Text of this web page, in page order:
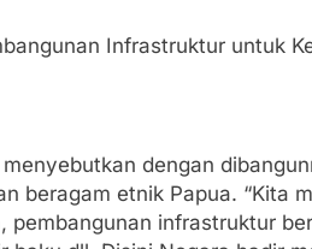
Infrastruktur untuk
dengan
beragam etnik Papua. “Kita
pembangunan infrastruktur